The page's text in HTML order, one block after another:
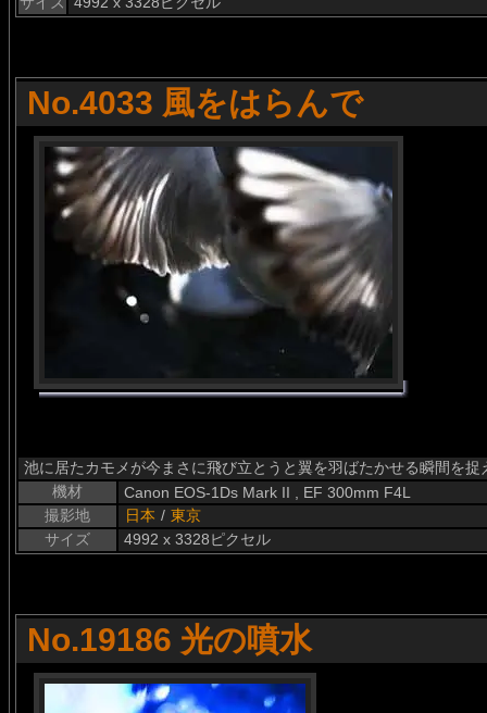
No.4033 風をはらんで
池に居たカモメが今まさに飛び立とうと翼を羽ばたかせる瞬間を
機材
Canon EOS-1Ds Mark II , EF 300mm F4L
撮影地
日本 / 東京
サイズ
4992 x 3328ピクセル
No.19186 光の噴水